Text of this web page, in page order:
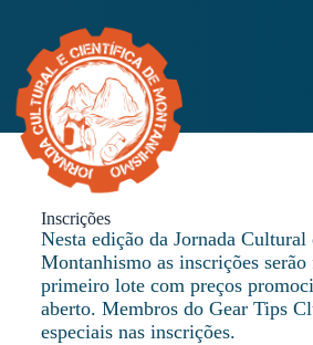
Inscrições
Nesta edição da Jornada
Montanhismo as inscrições
primeiro lote com preços
aberto. Membros do Gear Tips
especiais nas inscrições.